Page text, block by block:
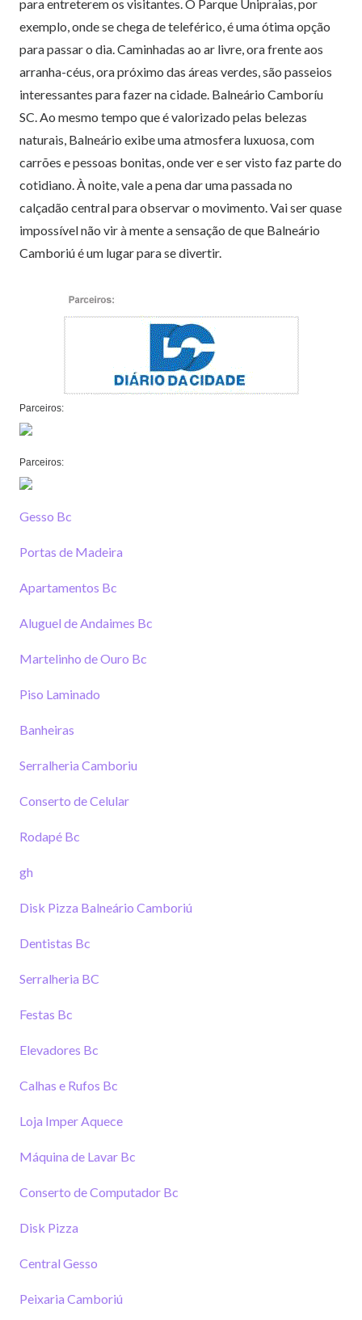
para entreterem os visitantes. O Parque Unipraias, por
exemplo, onde se chega de teleférico, é uma ótima opção
para passar o dia. Caminhadas ao ar livre, ora frente aos
arranha-céus, ora próximo das áreas verdes, são passeios
interessantes para fazer na cidade. Balneário Camboríu
SC. Ao mesmo tempo que é valorizado pelas belezas
naturais, Balneário exibe uma atmosfera luxuosa, com
carrões e pessoas bonitas, onde ver e ser visto faz parte do
cotidiano. À noite, vale a pena dar uma passada no
calçadão central para observar o movimento. Vai ser quase
impossível não vir à mente a sensação de que Balneário
Camboriú é um lugar para se divertir.
Parceiros:
Parceiros:
Gesso Bc
Portas de Madeira
Apartamentos Bc
Aluguel de Andaimes Bc
Martelinho de Ouro Bc
Piso Laminado
Banheiras
Serralheria Camboriu
Conserto de Celular
Rodapé Bc
gh
Disk Pizza Balneário Camboriú
Dentistas Bc
Serralheria BC
Festas Bc
Elevadores Bc
Calhas e Rufos Bc
Loja Imper Aquece
Máquina de Lavar Bc
Conserto de Computador Bc
Disk Pizza
Central Gesso
Peixaria Camboriú